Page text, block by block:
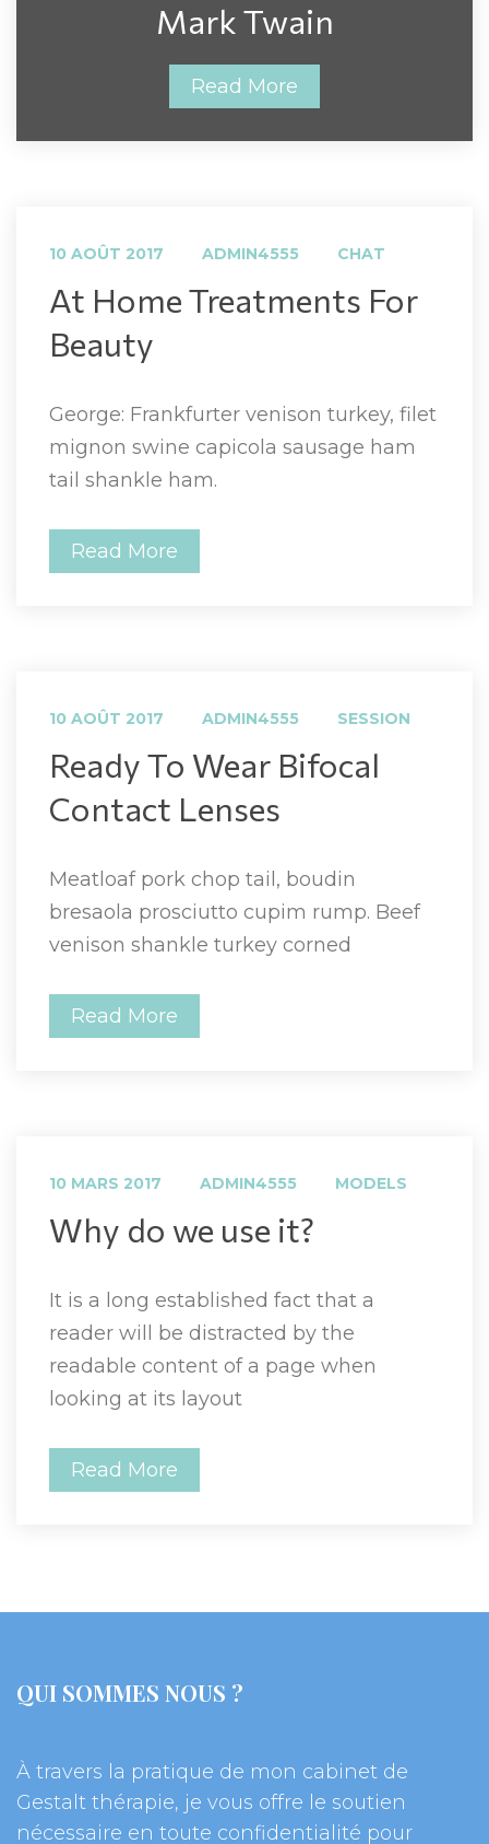
Mark Twain
Read More
10 AOÛT 2017 ADMIN4555 CHAT
At Home Treatments For
Beauty
George: Frankfurter venison turkey, filet
mignon swine capicola sausage ham
tail shankle ham.
Read More
10 AOÛT 2017 ADMIN4555 SESSION
Ready To Wear Bifocal
Contact Lenses
Meatloaf pork chop tail, boudin
bresaola prosciutto cupim rump. Beef
venison shankle turkey corned
Read More
10 MARS 2017 ADMIN4555 MODELS
Why do we use it?
It is a long established fact that a
reader will be distracted by the
readable content of a page when
looking at its layout
Read More
QUI SOMMES NOUS ?
À travers la pratique de mon cabinet de
Gestalt thérapie, je vous offre le soutien
nécessaire en toute confidentialité pour